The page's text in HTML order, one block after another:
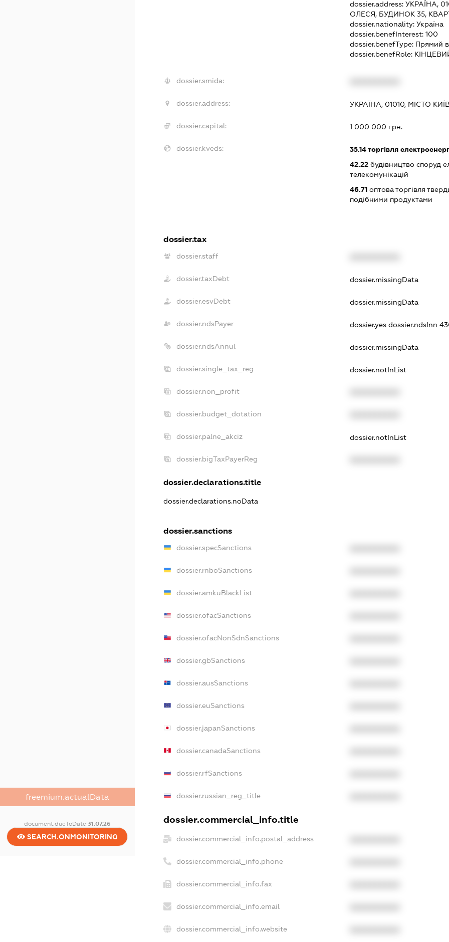
freemium.actualData
document.dueToDate 31.07.26
SEARCH.ONMONITORING
dossier.address: УКРАЇНА,
ОЛЕСЯ, БУДИНОК 35,
dossier.nationality: Україна
dossier.benefInterest: 100
dossier.benefType: Прямий
dossier.benefRole:
dossier.smida:
dossier.address: УКРАЇНА, 01010, МІСТО
dossier.capital: 1 000 000 грн.
dossier.kveds: 35.14торгівля
42.22будівництво споруд
телекомунікацій
46.71оптова торгівля
подібними продуктами
dossier.tax
dossier.staff
dossier.taxDebt dossier.missingData
dossier.esvDebt dossier.missingData
dossier.ndsPayer dossier.yes dossier.ndsInn
dossier.ndsAnnul dossier.missingData
dossier.single_tax_reg dossier.notInList
dossier.non_profit
dossier.budget_dotation
dossier.palne_akciz dossier.notInList
dossier.bigTaxPayerReg
dossier.declarations.title
dossier.declarations.noData
dossier.sanctions
dossier.specSanctions
dossier.rnboSanctions
dossier.amkuBlackList
dossier.ofacSanctions
dossier.ofacNonSdnSanctions
dossier.gbSanctions
dossier.ausSanctions
dossier.euSanctions
dossier.japanSanctions
dossier.canadaSanctions
dossier.rfSanctions
dossier.russian_reg_title
dossier.commercial_info.title
dossier.commercial_info.postal_address
dossier.commercial_info.phone
dossier.commercial_info.fax
dossier.commercial_info.email
dossier.commercial_info.website